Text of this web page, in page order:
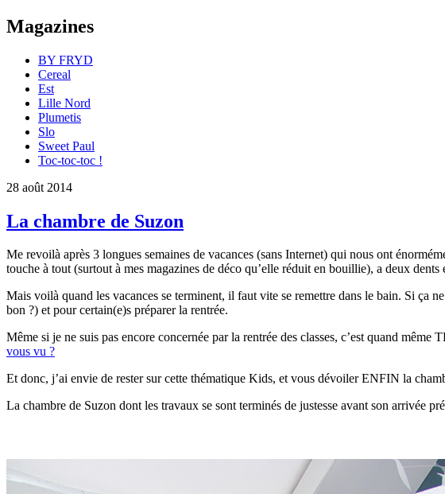
Magazines
BY FRYD
Cereal
Est
Lille Nord
Plumetis
Slo
Sweet Paul
Toc-toc-toc !
28 août 2014
La chambre de Suzon
Me revoilà après 3 longues semaines de vacances (sans Internet) qui nous ont
touche à tout (surtout à mes magazines de déco qu’elle réduit en bouillie), a deux
Mais voilà quand les vacances se terminent, il faut vite se remettre dans le bain. Si ça
bon ?) et pour certain(e)s préparer la rentrée.
Même si je ne suis pas encore concernée par la rentrée des classes, c’est quand
vous vu ?
Et donc, j’ai envie de rester sur cette thématique Kids, et vous dévoiler ENFIN la
La chambre de Suzon dont les travaux se sont terminés de justesse avant son arrivée